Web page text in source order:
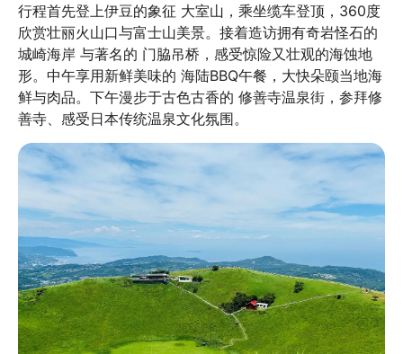
行程首先登上伊豆的象征 大室山，乘坐缆车登顶，360度
欣赏壮丽火山口与富士山美景。接着造访拥有奇岩怪石的
城崎海岸 与著名的 门脇吊桥，感受惊险又壮观的海蚀地
形。中午享用新鲜美味的 海陆BBQ午餐，大快朵颐当地海
鲜与肉品。下午漫步于古色古香的 修善寺温泉街，参拜修
善寺、感受日本传统温泉文化氛围。